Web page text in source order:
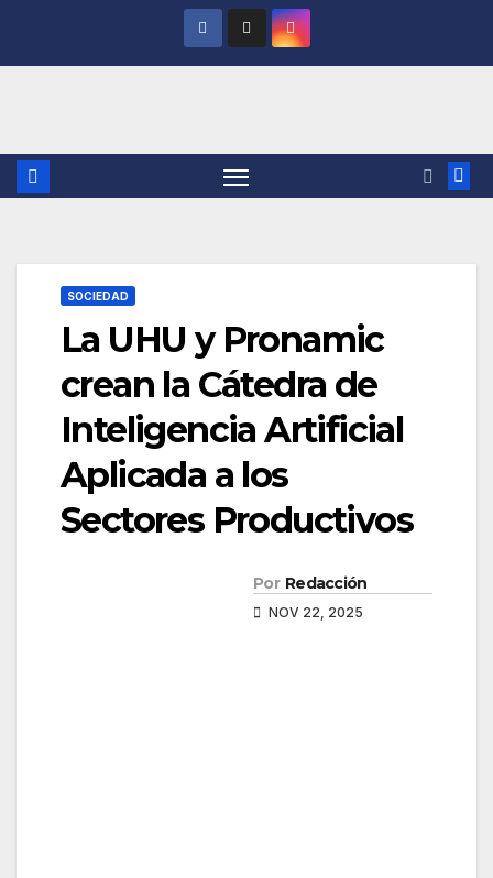
SOCIEDAD
La UHU y Pronamic
crean la Cátedra de
Inteligencia Artificial
Aplicada a los
Sectores Productivos
Por Redacción
NOV 22, 2025